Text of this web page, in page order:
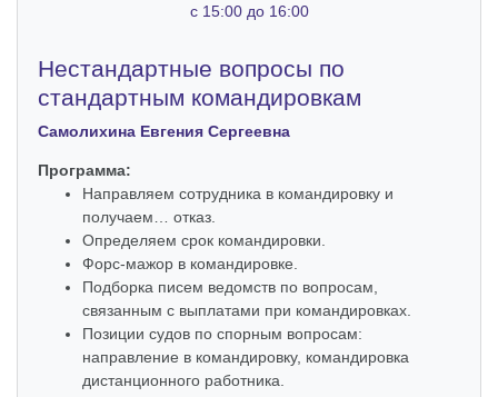
c 15:00 до 16:00
Нестандартные вопросы по
стандартным командировкам
Самолихина Евгения Сергеевна
Программа:
Направляем сотрудника в командировку и
получаем… отказ.
Определяем срок командировки.
Форс-мажор в командировке.
Подборка писем ведомств по вопросам,
связанным с выплатами при командировках.
Позиции судов по спорным вопросам:
направление в командировку, командировка
дистанционного работника.